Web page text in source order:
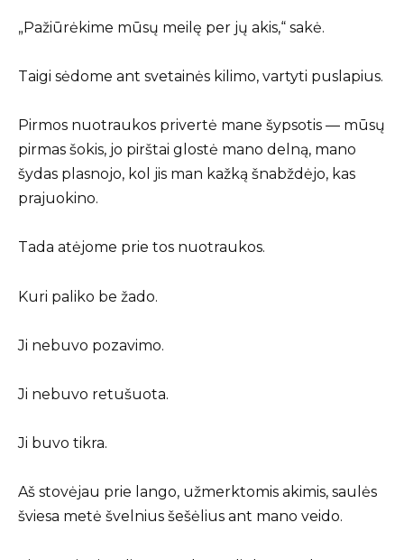
„Pažiūrėkime mūsų meilę per jų akis,“ sakė.
Taigi sėdome ant svetainės kilimo, vartyti puslapius.
Pirmos nuotraukos privertė mane šypsotis — mūsų
pirmas šokis, jo pirštai glostė mano delną, mano
šydas plasnojo, kol jis man kažką šnabždėjo, kas
prajuokino.
Tada atėjome prie tos nuotraukos.
Kuri paliko be žado.
Ji nebuvo pozavimo.
Ji nebuvo retušuota.
Ji buvo tikra.
Aš stovėjau prie lango, užmerktomis akimis, saulės
šviesa metė švelnius šešėlius ant mano veido.